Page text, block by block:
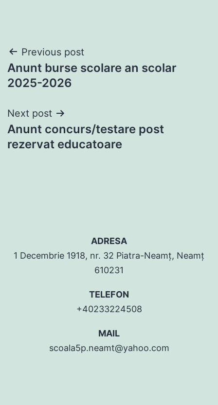
Post
navigation
Previous post
Anunt burse scolare an scolar
2025-2026
Next post
Anunt concurs/testare post
rezervat educatoare
ADRESA
1 Decembrie 1918, nr. 32 Piatra-Neamț, Neamț
610231
TELEFON
+40233224508
MAIL
scoala5p.neamt@yahoo.com